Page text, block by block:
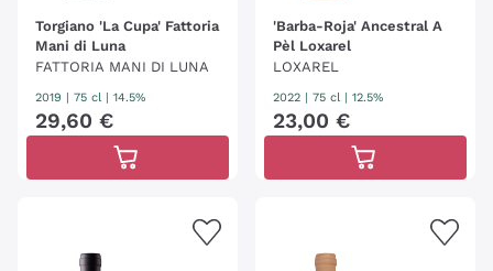
Torgiano 'La Cupa' Fattoria
Mani di Luna
FATTORIA MANI DI LUNA
2019 75 cl | 14.5%
29,60 €
'Barba-Roja' Ancestral A
Pèl Loxarel
LOXAREL
2022 75 cl | 12.5%
23,00 €